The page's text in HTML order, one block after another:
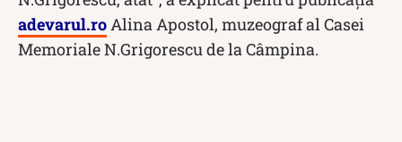
adevarul.ro Alina Apostol, muzeograf al Casei
Memoriale N.Grigorescu de la Câmpina.